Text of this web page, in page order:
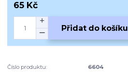
65 Kč
Přidat do košíku
Číslo produktu: 6604